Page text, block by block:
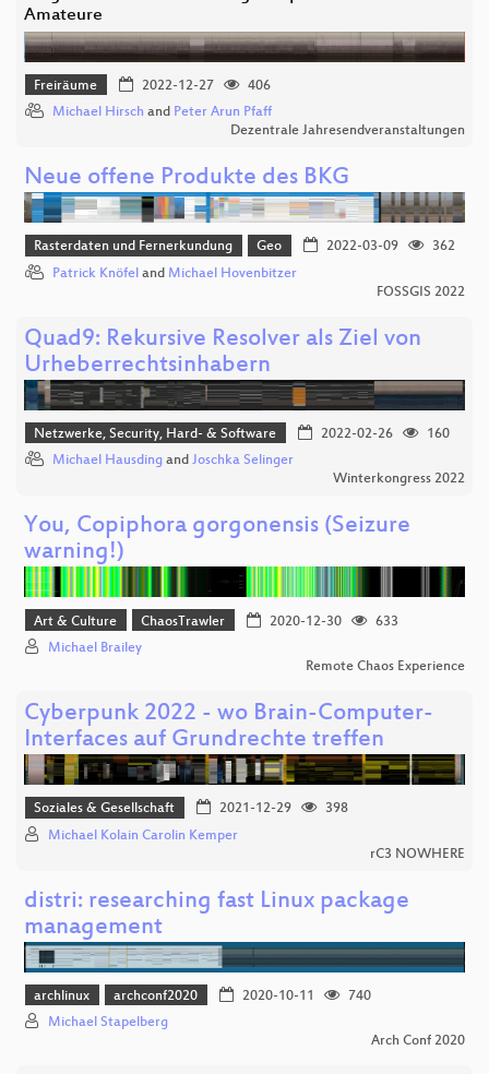
Amateure
Freiräume 2022-12-27
406
Michael Hirsch and Peter Arun Pfaff
Dezentrale Jahresendveranstaltungen
Neue offene Produkte des BKG
Rasterdaten und Fernerkundung Geo 2022-03-09
362
Patrick Knöfel and Michael Hovenbitzer
FOSSGIS 2022
Quad9: Rekursive Resolver als Ziel von
Urheberrechtsinhabern
Netzwerke, Security, Hard- & Software 2022-02-26
160
Michael Hausding and Joschka Selinger
Winterkongress 2022
You, Copiphora gorgonensis (Seizure
warning!)
Art & Culture ChaosTrawler 2020-12-30
633
Michael Brailey
Remote Chaos Experience
Cyberpunk 2022 - wo Brain-Computer-
Interfaces auf Grundrechte treffen
Soziales & Gesellschaft 2021-12-29
398
Michael Kolain Carolin Kemper
rC3 NOWHERE
distri: researching fast Linux package
management
archlinux archconf2020 2020-10-11
740
Michael Stapelberg
Arch Conf 2020